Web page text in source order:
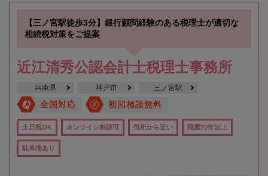
【三ノ宮駅徒歩3分】銀行顧問経験のある税理士が適切な
相続税対策をご提案
近江清秀公認会計士税理士事務所
兵庫県 神戸市 三ノ宮駅
全国対応 初回相談無料
土日祝OK オンライン相談可 役所から近い 職歴20年以上
駐車場あり